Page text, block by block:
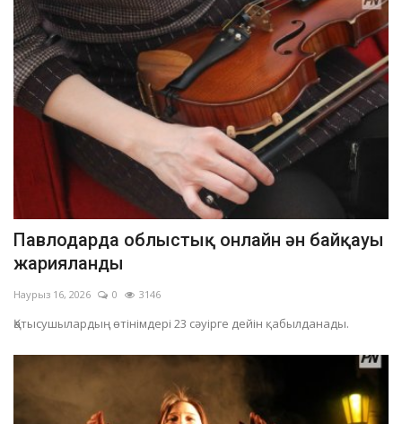
Павлодарда облыстық онлайн ән байқауы
жарияланды
Наурыз 16, 2026 0 3146
Қатысушылардың өтінімдері 23 сәуірге дейін қабылданады.